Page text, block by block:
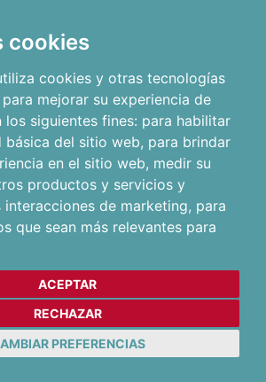
cookies
cookies y otras tecnologías
mejorar su experiencia de
los siguientes fines: para habilitar
básica del sitio web, para brindar
en el sitio web, medir su
productos y servicios y
interacciones de marketing, para
que sean más relevantes para
ACEPTAR
RECHAZAR
PREFERENCIAS